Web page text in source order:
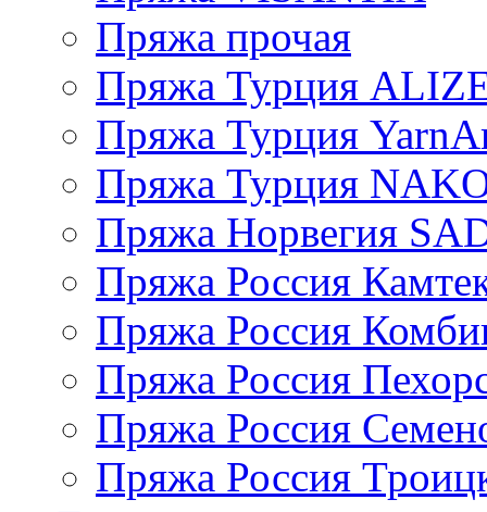
Пряжа прочая
Пряжа Турция
Пряжа Турция
Пряжа Турция
Пряжа Норвегия
Пряжа Россия
Пряжа Россия
Пряжа Россия
Пряжа Россия
Пряжа Россия